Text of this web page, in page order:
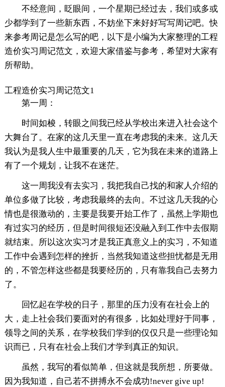
不经意间，眨眼间，一个星期已经过去，我们或多或
少都学到了一些新东西，不妨坐下来好好写写周记吧。快
来参考周记是怎么写的吧，以下是小编为大家整理的工程
造价实习周记范文，欢迎大家借鉴与参考，希望对大家有
所帮助。
工程造价实习周记范文1
第一周：
时间如梭，转眼之间我已经从学校出来进入社会这个
大舞台了。在家的这几天里一直在考虑我的未来。这几天
我认为是我人生中最重要的几天，它为我在未来的道路上
有了一个规划，让我不在迷茫。
这一周我没有去实习，我把我自己找的和家人介绍的
单位多做了比较，考虑我最终的去向。不过这几天我的心
情也是很激动的，主要是我要开始工作了，虽然上学期也
有过实习的经历，但是时间很短还没融入到工作中去假期
就结束。所以这次实习才是我正真意义上的实习，不知道
工作中会遇到怎样的挫折，当然我知道这些担忧都是无用
的，不管怎样这些都是我要经历的，只有靠我自己去努力
了。
回忆起在学校的日子，那里的压力没有在社会上的
大，走上社会我们要面对的有很多，比如处理好于同事，
领导之间的关系，在学校我们学到的仅仅只是一些理论知
识而已，只有在社会上我们才学到真正的知识。
虽然，我写的看似简单，但这就是我所想，所要做。
因为我知道，自己若不拼搏永不会成功!never give up!